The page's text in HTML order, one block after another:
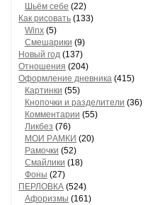
Шьём себе (22)
Как рисовать (133)
Winx (5)
Смешарики (9)
Новый год (137)
Отношения (204)
Оформление дневника (415)
Кaртинки (55)
Кнопочки и рaзделители (36)
Комментaрии (55)
Ликбез (76)
МОИ РAМКИ (20)
Рaмочки (52)
Смaйлики (18)
Фоны (27)
ПЕРЛОВКА (524)
Aфоризмы (161)